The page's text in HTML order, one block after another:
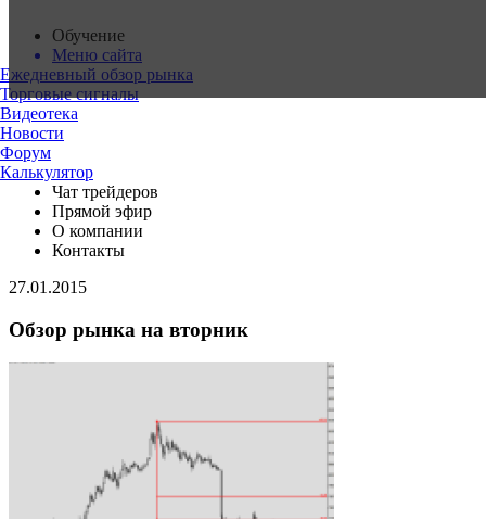
Обучение
Меню сайта
Ежедневный обзор рынка
Торговые сигналы
Видеотека
Новости
Форум
Калькулятор
Чат трейдеров
Прямой эфир
О компании
Контакты
27.01.2015
Обзор рынка на вторник